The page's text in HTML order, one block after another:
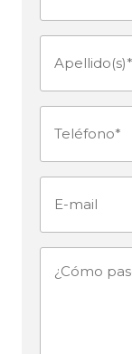
Apellido(s)
Teléfono
¿Cómo